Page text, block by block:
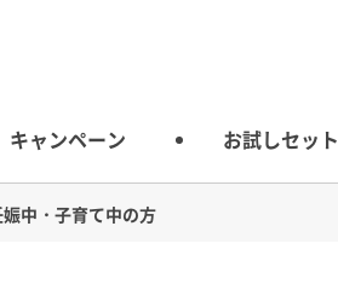
キャンペーン お試しセット
中・子育て中の方